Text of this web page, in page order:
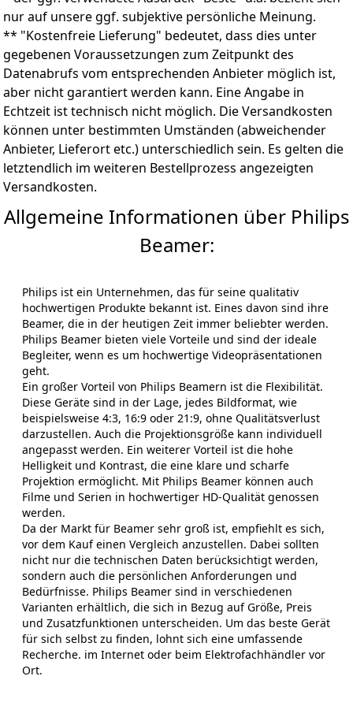
HDMI , AV , USB und 3,5 mm Audioausgangs Multi
Interfaces. Die beamer war nicht mit System
ausgestattet. kann kompatibel mit dem Laptop /
Macbook / DVD Player / USB-Stick / PS4 / PS5 / TV Box / X
Box. Perfekt zum Abspielen von Videos, Fernsehserien,
Spielen, Konzerten usw. Genießen Sie einfach die
glückliche Zeit. Außerdem unterstützt der Video
Beamer die Wiedergabe der Office Datei und von
Powerpoint.
🛒【300 Zoll Riesenbildschirm und 100.000 Stunden
Lampe】 Lieferung eines 300 Zoll Riesenbildschirms
per Leinwand Beamer. Das optische Projektionssystem
die Lebensdauer der Lampe auf bis zu 100.000
technischer Unterstützung geliefert. (Die optimale
Sie uns direkt.)
🚩HINWEIS: Der WiMiUS K1 Projektor verfügte nicht
über ein eingebautes System. Aufgrund der HDCP-
Urheberrechtsbeschränkung unterstützen die meisten
Projektoren keine drahtlose Spiegelung von Streaming-
Diensten direkt von Ihrem Telefon. Sogar Android TV
Beamer haben bei bestimmten Streaming-Apps noch
technische Einschränkungen. Um auf diese Dienste
zuzugreifen, empfehlen wir die Verwendung eines TV-
Sticks (nicht im Lieferumfang enthalten, separat
erhältlich) mit unserem Projektor für Ihre
Anforderungen.
nur auf unsere ggf. subjektive persönliche Meinung.
** "Kostenfreie Lieferung" bedeutet, dass dies unter
gegebenen Voraussetzungen zum Zeitpunkt des
Datenabrufs vom entsprechenden Anbieter möglich ist,
aber nicht garantiert werden kann. Eine Angabe in
Echtzeit ist technisch nicht möglich. Die Versandkosten
können unter bestimmten Umständen (abweichender
Anbieter, Lieferort etc.) unterschiedlich sein. Es gelten die
letztendlich im weiteren Bestellprozess angezeigten
Versandkosten.
Allgemeine Informationen über Philips
Beamer:
Philips ist ein Unternehmen, das für seine qualitativ
hochwertigen Produkte bekannt ist. Eines davon sind ihre
Beamer, die in der heutigen Zeit immer beliebter werden.
Philips Beamer bieten viele Vorteile und sind der ideale
Begleiter, wenn es um hochwertige Videopräsentationen
geht.
Ein großer Vorteil von Philips Beamern ist die Flexibilität.
Diese Geräte sind in der Lage, jedes Bildformat, wie
beispielsweise 4:3, 16:9 oder 21:9, ohne Qualitätsverlust
darzustellen. Auch die Projektionsgröße kann individuell
angepasst werden. Ein weiterer Vorteil ist die hohe
Helligkeit und Kontrast, die eine klare und scharfe
Projektion ermöglicht. Mit Philips Beamer können auch
Filme und Serien in hochwertiger HD-Qualität genossen
werden.
Da der Markt für Beamer sehr groß ist, empfiehlt es sich,
vor dem Kauf einen Vergleich anzustellen. Dabei sollten
nicht nur die technischen Daten berücksichtigt werden,
sondern auch die persönlichen Anforderungen und
Bedürfnisse. Philips Beamer sind in verschiedenen
Varianten erhältlich, die sich in Bezug auf Größe, Preis
und Zusatzfunktionen unterscheiden. Um das beste Gerät
für sich selbst zu finden, lohnt sich eine umfassende
Recherche. im Internet oder beim Elektrofachhändler vor
Ort.